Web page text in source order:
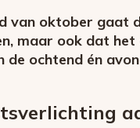
van oktober gaat
maar ook dat
de ochtend én